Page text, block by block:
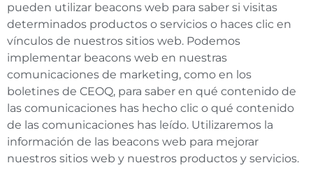
pueden utilizar beacons web para saber si visitas
determinados productos o servicios o haces clic en
vínculos de nuestros sitios web. Podemos
implementar beacons web en nuestras
comunicaciones de marketing, como en los
boletines de CEOQ, para saber en qué contenido de
las comunicaciones has hecho clic o qué contenido
de las comunicaciones has leído. Utilizaremos la
información de las beacons web para mejorar
nuestros sitios web y nuestros productos y servicios.